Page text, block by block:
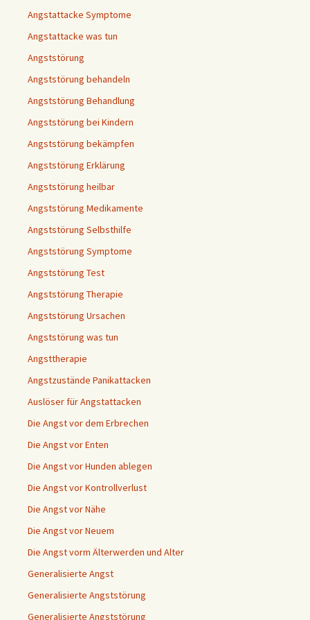
Angstattacke Symptome
Angstattacke was tun
Angststörung
Angststörung behandeln
Angststörung Behandlung
Angststörung bei Kindern
Angststörung bekämpfen
Angststörung Erklärung
Angststörung heilbar
Angststörung Medikamente
Angststörung Selbsthilfe
Angststörung Symptome
Angststörung Test
Angststörung Therapie
Angststörung Ursachen
Angststörung was tun
Angsttherapie
Angstzustände Panikattacken
Auslöser für Angstattacken
Die Angst vor dem Erbrechen
Die Angst vor Enten
Die Angst vor Hunden ablegen
Die Angst vor Kontrollverlust
Die Angst vor Nähe
Die Angst vor Neuem
Die Angst vorm Älterwerden und Alter
Generalisierte Angst
Generalisierte Angststörung
Generalisierte Angststörung